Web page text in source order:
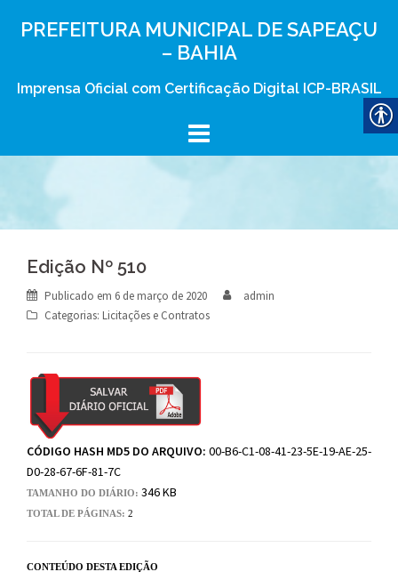
PREFEITURA MUNICIPAL DE SAPEAÇU
– BAHIA
Imprensa Oficial com Certificação Digital ICP-BRASIL
Edição Nº 510
Publicado em 6 de março de 2020
admin
Categorias: Licitações e Contratos
CÓDIGO HASH MD5 DO ARQUIVO: 00-B6-C1-08-41-23-5E-19-AE-25-
D0-28-67-6F-81-7C
TAMANHO DO DIÁRIO: 346 KB
TOTAL DE PÁGINAS: 2
CONTEÚDO DESTA EDIÇÃO